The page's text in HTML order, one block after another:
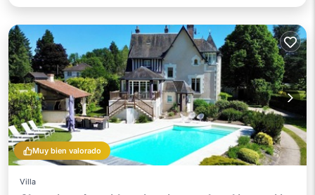
Muy bien valorado
Villa